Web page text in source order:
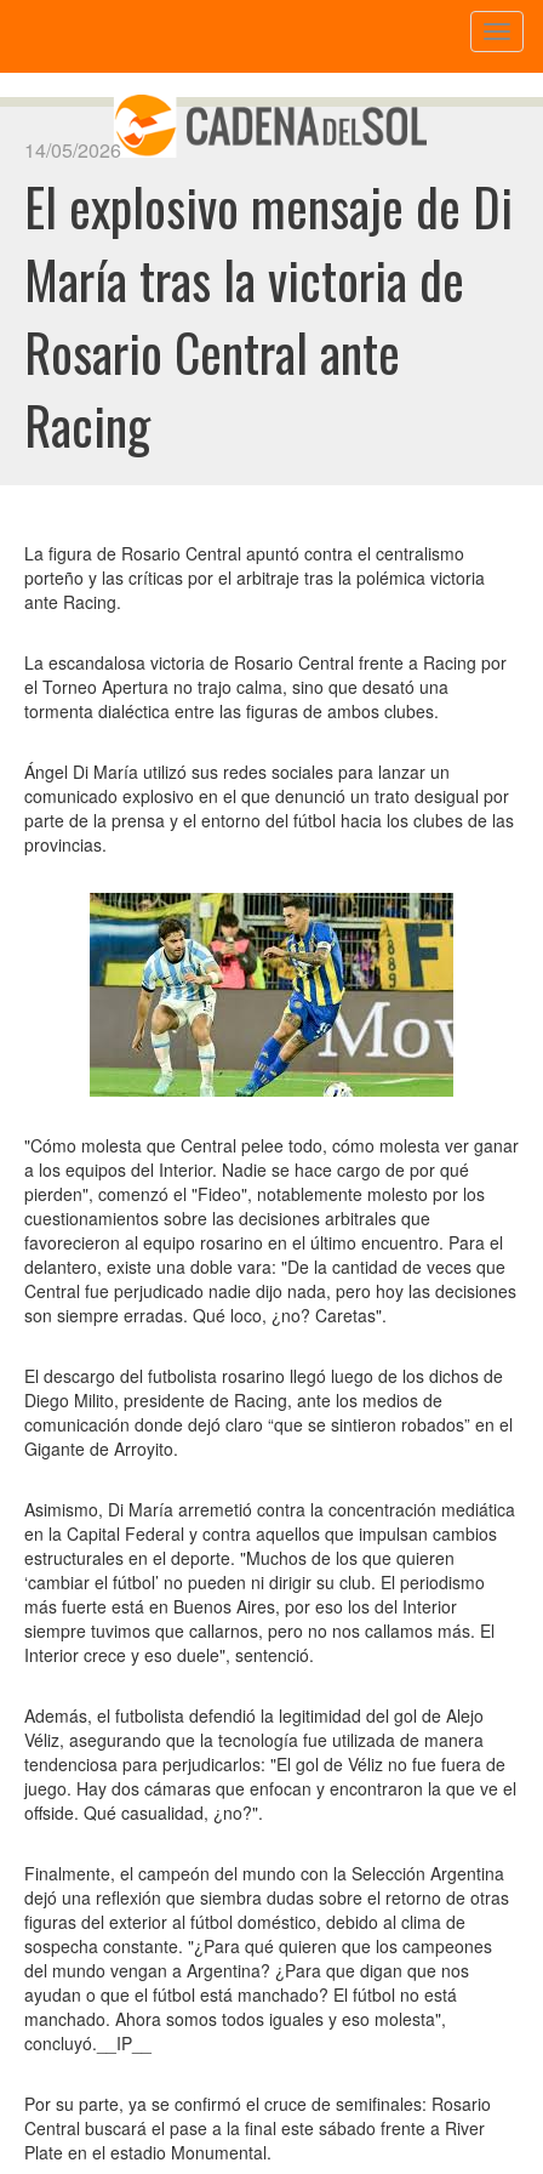
14/05/2026
El explosivo mensaje de Di
María tras la victoria de
Rosario Central ante
Racing
La figura de Rosario Central apuntó contra el centralismo
porteño y las críticas por el arbitraje tras la polémica victoria
ante Racing.
La escandalosa victoria de Rosario Central frente a Racing por
el Torneo Apertura no trajo calma, sino que desató una
tormenta dialéctica entre las figuras de ambos clubes.
Ángel Di María utilizó sus redes sociales para lanzar un
comunicado explosivo en el que denunció un trato desigual por
parte de la prensa y el entorno del fútbol hacia los clubes de las
provincias.
"Cómo molesta que Central pelee todo, cómo molesta ver ganar
a los equipos del Interior. Nadie se hace cargo de por qué
pierden", comenzó el "Fideo", notablemente molesto por los
cuestionamientos sobre las decisiones arbitrales que
favorecieron al equipo rosarino en el último encuentro. Para el
delantero, existe una doble vara: "De la cantidad de veces que
Central fue perjudicado nadie dijo nada, pero hoy las decisiones
son siempre erradas. Qué loco, ¿no? Caretas".
El descargo del futbolista rosarino llegó luego de los dichos de
Diego Milito, presidente de Racing, ante los medios de
comunicación donde dejó claro “que se sintieron robados” en el
Gigante de Arroyito.
Asimismo, Di María arremetió contra la concentración mediática
en la Capital Federal y contra aquellos que impulsan cambios
estructurales en el deporte. "Muchos de los que quieren
‘cambiar el fútbol’ no pueden ni dirigir su club. El periodismo
más fuerte está en Buenos Aires, por eso los del Interior
siempre tuvimos que callarnos, pero no nos callamos más. El
Interior crece y eso duele", sentenció.
Además, el futbolista defendió la legitimidad del gol de Alejo
Véliz, asegurando que la tecnología fue utilizada de manera
tendenciosa para perjudicarlos: "El gol de Véliz no fue fuera de
juego. Hay dos cámaras que enfocan y encontraron la que ve el
offside. Qué casualidad, ¿no?".
Finalmente, el campeón del mundo con la Selección Argentina
dejó una reflexión que siembra dudas sobre el retorno de otras
figuras del exterior al fútbol doméstico, debido al clima de
sospecha constante. "¿Para qué quieren que los campeones
del mundo vengan a Argentina? ¿Para que digan que nos
ayudan o que el fútbol está manchado? El fútbol no está
manchado. Ahora somos todos iguales y eso molesta",
concluyó.__IP__
Por su parte, ya se confirmó el cruce de semifinales: Rosario
Central buscará el pase a la final este sábado frente a River
Plate en el estadio Monumental.